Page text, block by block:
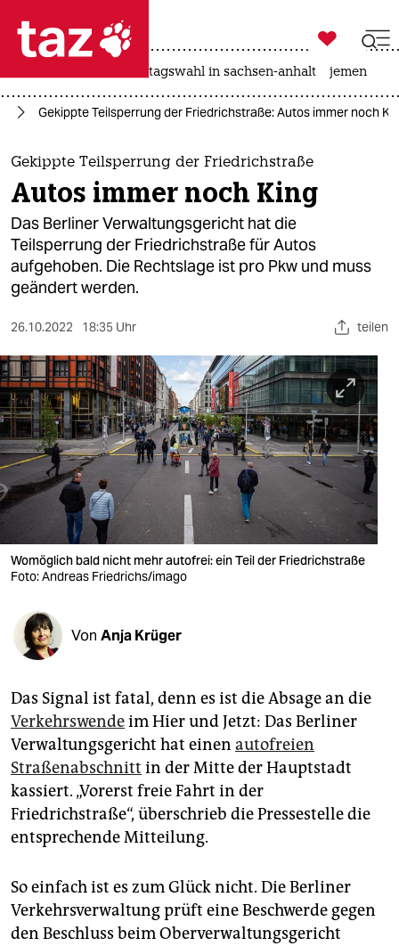
 taz zahl ich
taz zahl ich
themen
politik
öko
gesellschaft
kultur
sport
berlin
nord
wahrheit
verlag
shop
fragen & hilfe
unterstützen
abo
genossenschaft
epaper login

taz zahl ich
landtagswahl in sachsen-anhalt jemen
Gekippte Teilsperrung der Friedrichstraße: Autos immer noch
Gekippte Teilsperrung der Friedrichstraße
Autos immer noch King
Das Berliner Verwaltungsgericht hat die
Teilsperrung der Friedrichstraße für Autos
aufgehoben. Die Rechtslage ist pro Pkw und muss
geändert werden.
26.10.2022 18:35 Uhr teilen
Womöglich bald nicht mehr autofrei: ein Teil der Friedrichstraße
Foto: Andreas Friedrichs/imago
Von Anja Krüger
Das Signal ist fatal, denn es ist die Absage an die
Verkehrswendeim Hier und Jetzt: Das Berliner
Verwaltungsgericht hat einen autofreien
Straßenabschnitt in der Mitte der Hauptstadt
kassiert. „Vorerst freie Fahrt in der
Friedrichstraße“, überschrieb die Pressestelle die
entsprechende Mitteilung.
So einfach ist es zum Glück nicht. Die Berliner
Verkehrsverwaltung prüft eine Beschwerde gegen
den Beschluss beim Oberverwaltungsgericht